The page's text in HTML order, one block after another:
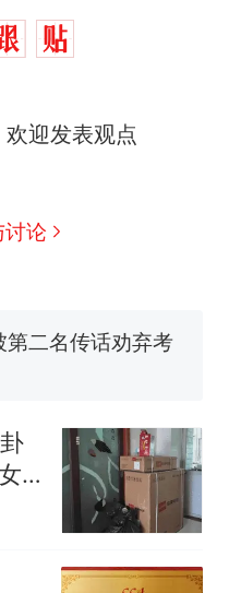
迎发表观点
论
跟我回家”改写了
聘物理教师，笔
开着反而更省电？
天塌了！
头放菜刀的女孩，
跟我回家”改写了